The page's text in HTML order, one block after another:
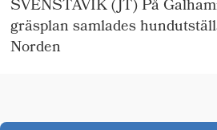
SVENSTAVIK (JT) På
gräsplan samlades
Norden